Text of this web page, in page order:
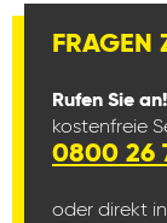
FRAGEN
Rufen Sie an!
kostenfreie
0800 26
oder direkt